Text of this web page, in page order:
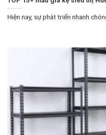
Hiện nay, sự phát triển nhanh